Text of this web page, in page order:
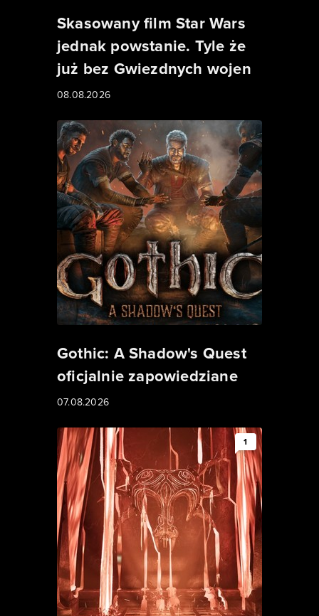
Skasowany film Star Wars
jednak powstanie. Tyle że
już bez Gwiezdnych wojen
08.08.2026
Gothic: A Shadow's Quest
oficjalnie zapowiedziane
07.08.2026
1